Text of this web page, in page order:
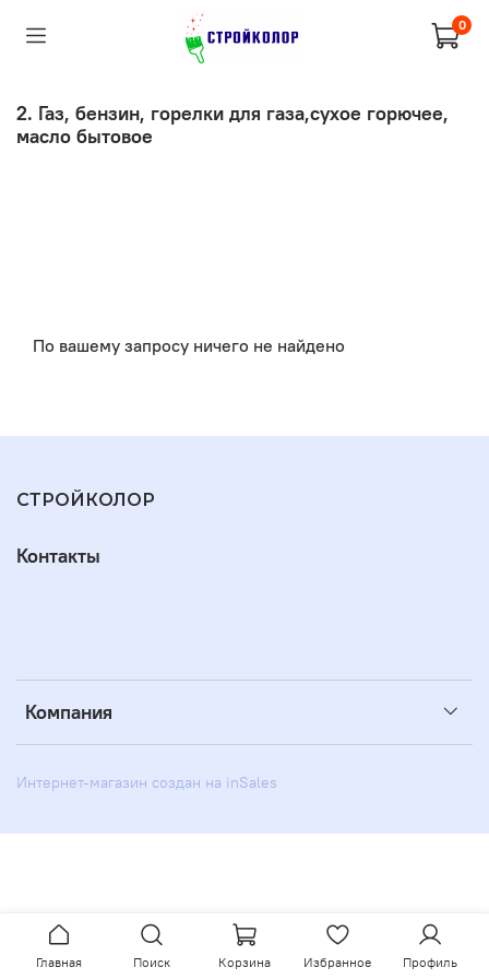
0
2. Газ, бензин, горелки для газа,сухое горючее,
масло бытовое
По вашему запросу ничего не найдено
СТРОЙКОЛОР
Компания
Контакты
Интернет-магазин создан на inSales
Главная Поиск Корзина Избранное Профиль